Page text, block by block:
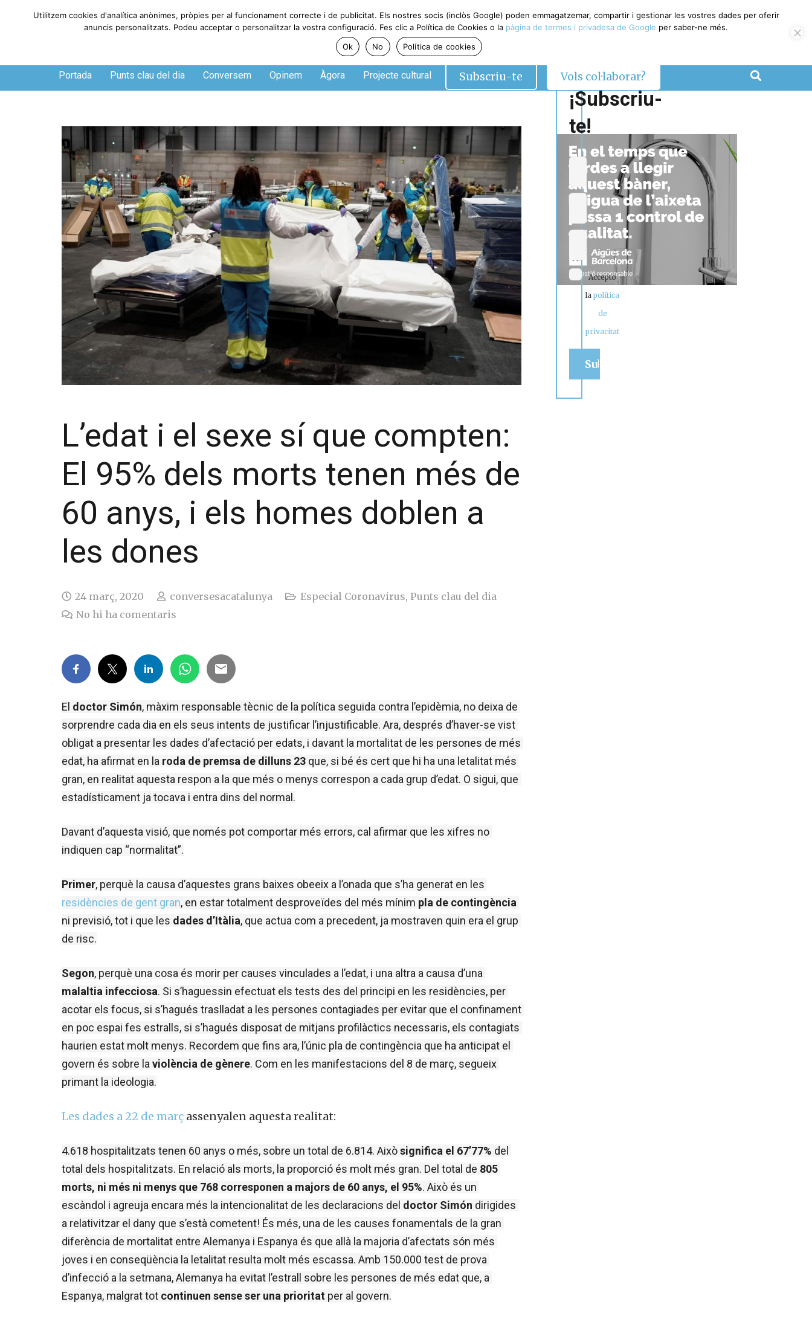
Dissabte, 8 de agosto de 2026
Portada Punts clau del dia Conversem Opinem Àgora Projecte cultural Subscriu-te Vols col·laborar?
L’edat i el sexe sí que compten:
El 95% dels morts tenen més de
60 anys, i els homes doblen a
les dones
24 març, 2020 conversesacatalunya Especial Coronavirus, Punts clau del dia
No hi ha comentaris
El doctor Simón, màxim responsable tècnic de la política seguida contra l’epidèmia, no deixa de
sorprendre cada dia en els seus intents de justificar l’injustificable. Ara, després d’haver-se vist
obligat a presentar les dades d’afectació per edats, i davant la mortalitat de les persones de més
edat, ha afirmat en la roda de premsa de dilluns 23 que, si bé és cert que hi ha una letalitat més
gran, en realitat aquesta respon a la que més o menys correspon a cada grup d’edat. O sigui, que
estadísticament ja tocava i entra dins del normal.
Davant d’aquesta visió, que només pot comportar més errors, cal afirmar que les xifres no
indiquen cap “normalitat”.
Primer
residències de gent gran, en estar totalment desproveïdes del més mínim pla de contingència
ni previsió, tot i que les dades d’Itàlia, que actua com a precedent, ja mostraven quin era el grup
de risc.
Segon
malaltia infecciosa. Si s’haguessin efectuat els tests des del principi en les residències, per
acotar els focus, si s’hagués traslladat a les persones contagiades per evitar que el confinament
en poc espai fes estralls, si s’hagués disposat de mitjans profilàctics necessaris, els contagiats
haurien estat molt menys. Recordem que fins ara, l’únic pla de contingència que ha anticipat el
govern és sobre la violència de gènere. Com en les manifestacions del 8 de març, segueix
primant la ideologia.
Les dades a 22 de març assenyalen aquestarealitat:
4.618 hospitalitzats tenen 60 anys o més, sobre un total de 6.814. Això significa el 67’77% del
total dels hospitalitzats. En relació als morts, la proporció és molt més gran. Del total de 805
morts, ni més ni menys que 768 corresponen a majors de 60 anys, el 95%. Això és un
escàndol i agreuja encara més la intencionalitat de les declaracions del doctor Simón dirigides
a relativitzar el dany que s’està cometent! És més, una de les causes fonamentals de la gran
diferència de mortalitat entre Alemanya i Espanya és que allà la majoria d’afectats són més
joves i en conseqüència la letalitat resulta molt més escassa. Amb 150.000 test de prova
d’infecció a la setmana, Alemanya ha evitat l’estrall sobre les persones de més edat que, a
Espanya, malgrat tot continuen sense ser una prioritat per al govern.
¡Subscriu-
te!
Accepto
lapolítica
de
privacitat
Utilitzem cookies d'analítica anònimes, pròpies per al funcionament correcte i de publicitat. Els nostres socis (inclòs Google) poden emmagatzemar, compartir i gestionar les vostres dades per oferir
anuncis personalitzats. Podeu acceptar o personalitzar la vostra configuració. Fes clic a Política de Cookies o la pàgina de termes i privadesa de Google per saber-ne més.
Ok
No Política de cookies